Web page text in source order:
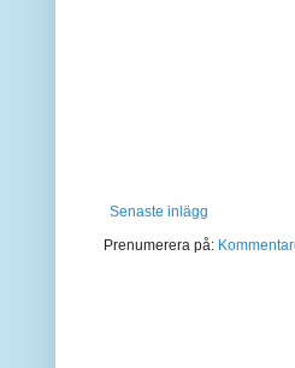
Senaste inlägg
Prenumerera på: